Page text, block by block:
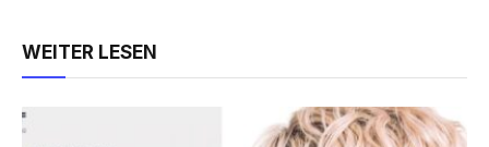
WEITER LESEN